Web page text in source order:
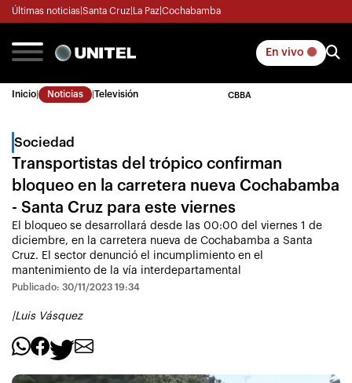
Últimas noticias Santa Cruz La Paz Cochabamba
En vivo
Inicio Noticias Televisión CBBA
Sociedad
Transportistas del trópico confirman
bloqueo en la carretera nueva Cochabamba
- Santa Cruz para este viernes
El bloqueo se desarrollará desde las 00:00 del viernes 1 de
diciembre, en la carretera nueva de Cochabamba a Santa
Cruz. El sector denunció el incumplimiento en el
mantenimiento de la vía interdepartamental
Publicado: 30/11/2023 19:34
|Luis Vásquez